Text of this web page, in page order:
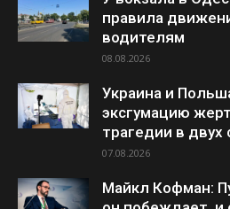
правила
водителям
08.08.2026
Украина и
эксгумацию
трагедии в двух
07.08.2026
Майкл Кофман: